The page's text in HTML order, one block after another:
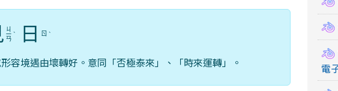
ㄐ
ㄧ
ㄢ
ˋ 日 ㄖ ˋ
容境遇由壞轉好。意同「否極泰來」、「時來運轉」。
電